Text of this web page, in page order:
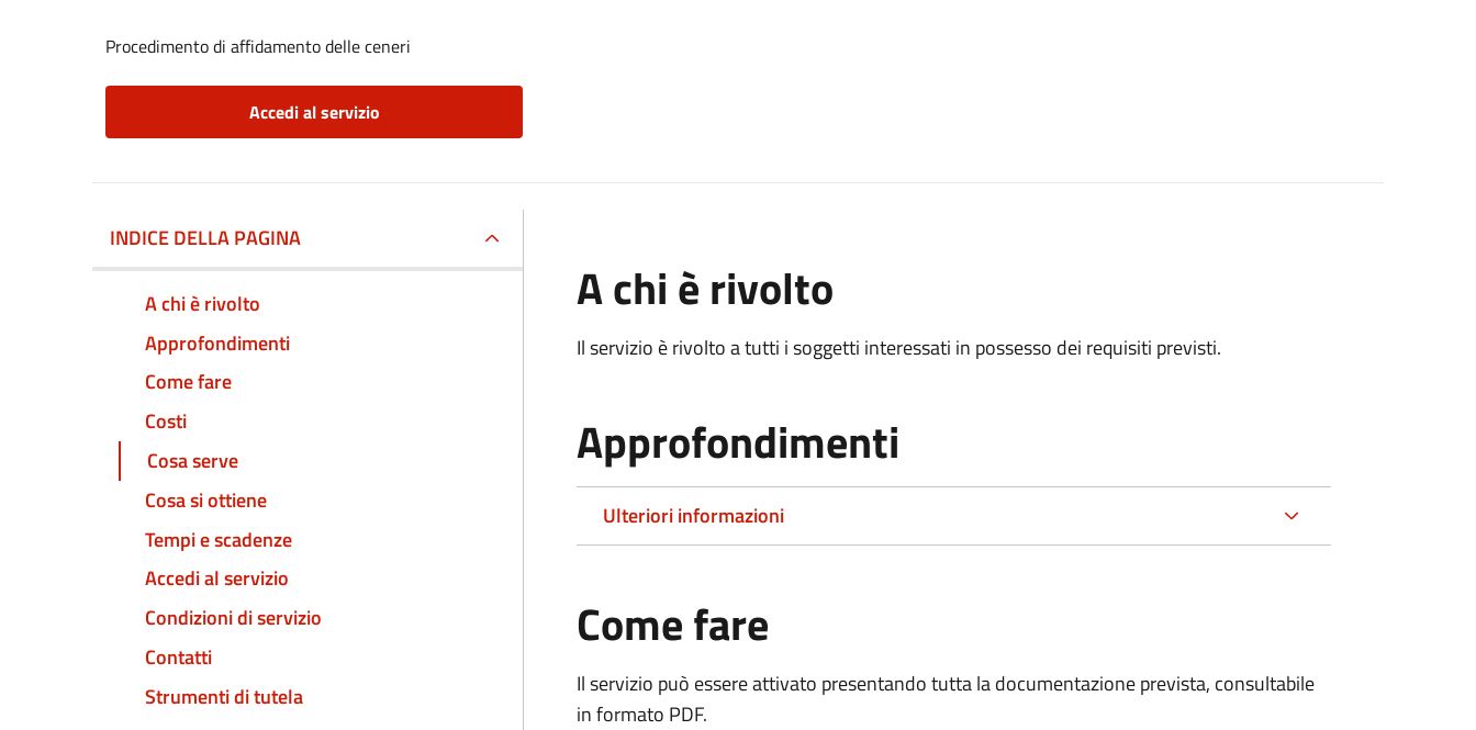
Procedimento di affidamento delle ceneri
Accedi al servizio
INDICE DELLA PAGINA
A chi è rivolto
Approfondimenti
Come fare
Costi
Cosa serve
Cosa si ottiene
Tempi e scadenze
Accedi al servizio
Condizioni di servizio
Contatti
Strumenti di tutela
A chi è rivolto
Il servizio è rivolto a tutti i soggetti interessati in possesso dei requisiti previsti.
Approfondimenti
Ulteriori informazioni
Come fare
Il servizio può essere attivato presentando tutta la documentazione prevista, consultabile
in formato PDF.